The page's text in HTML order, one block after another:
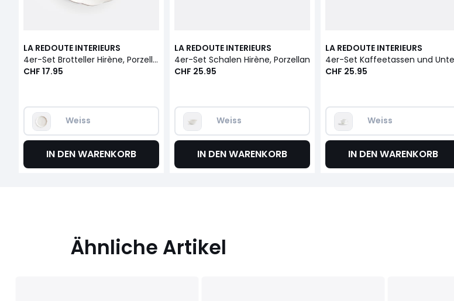
LA REDOUTE INTERIEURS
4er-Set Brotteller Hirène, Porzellan
CHF 17.95
Weiss
IN DEN WARENKORB
LA REDOUTE INTERIEURS
4er-Set Schalen Hirène, Porzellan
CHF 25.95
Weiss
IN DEN WARENKORB
LA REDOUTE INTERIEURS
CHF 25.95
Weiss
IN DEN WARENKORB
Ähnliche Artikel